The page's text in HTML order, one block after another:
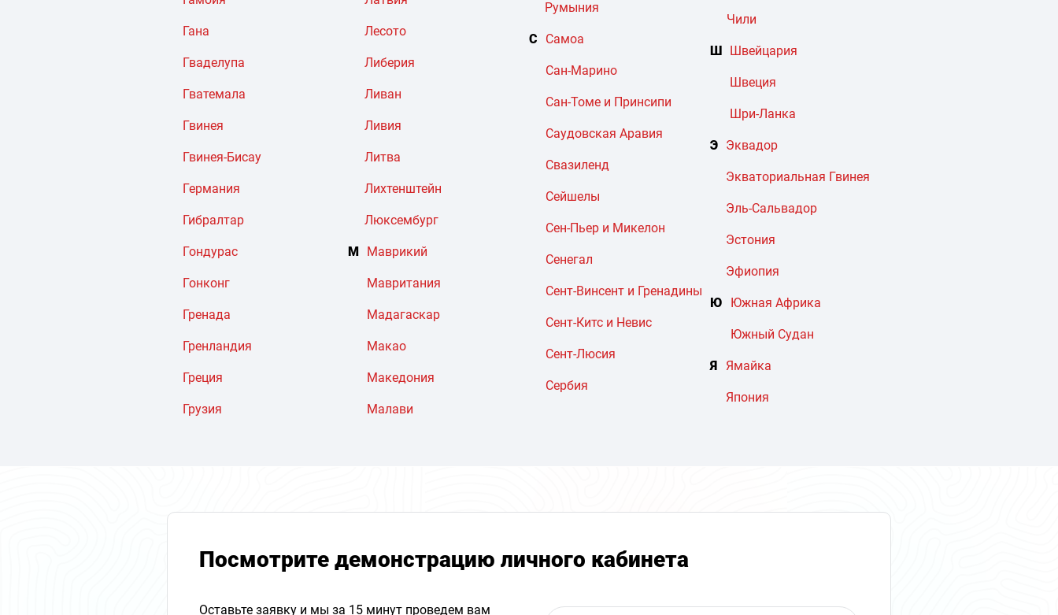
Гана
Гваделупа
Гватемала
Гвинея
Гвинея-Бисау
Германия
Гибралтар
Гондурас
Гонконг
Гренада
Гренландия
Греция
Грузия
Лесото
Либерия
Ливан
Ливия
Литва
Лихтенштейн
Люксембург
М Маврикий
Мавритания
Мадагаскар
Макао
Македония
Малави
Румыния
С Самоа
Сан-Марино
Сан-Томе и Принсипи
Саудовская Аравия
Свазиленд
Сейшелы
Сен-Пьер и Микелон
Сенегал
Сент-Винсент и Гренадины
Сент-Китс и Невис
Сент-Люсия
Сербия
Чили
Ш Швейцария
Швеция
Шри-Ланка
Э Эквадор
Экваториальная Гвинея
Эль-Сальвадор
Эстония
Эфиопия
Ю Южная Африка
Южный Судан
Я Ямайка
Япония
Посмотрите демонстрацию личного кабинета
Оставьте заявку и мы за 15 минут проведем вам